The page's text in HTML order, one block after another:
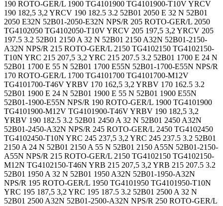
190 ROTO-GER/L 1900 TG4101900 TG4101900-T10V YRCV
190 182,5 3,2 YRCV 190 182.5 3.2 52B01 2050 E 32 N 52B01
2050 E32N 52B01-2050-E32N NPS/R 205 ROTO-GER/L 2050
TG4102050 TG4102050-T10V YRCV 205 197,5 3,2 YRCV 205
197.5 3.2 52B01 2150 A 32 N 52B01 2150 A32N 52B01-2150-
A32N NPS/R 215 ROTO-GER/L 2150 TG4102150 TG4102150-
T10N YRC 215 207,5 3,2 YRC 215 207.5 3.2 52B01 1700 E 24 N
52B01 1700 E 55 N 52B01 1700 E55N 52B01-1700-E55N NPS/R
170 ROTO-GER/L 1700 TG4101700 TG4101700-M12V
TG4101700-T46V YRBV 170 162,5 3,2 YRBV 170 162.5 3.2
52B01 1900 E 24 N 52B01 1900 E 55 N 52B01 1900 E55N
52B01-1900-E55N NPS/R 190 ROTO-GER/L 1900 TG4101900
TG4101900-M12V TG4101900-T46V YRBV 190 182,5 3,2
YRBV 190 182.5 3.2 52B01 2450 A 32 N 52B01 2450 A32N
52B01-2450-A32N NPS/R 245 ROTO-GER/L 2450 TG4102450
TG4102450-T10N YRC 245 237,5 3,2 YRC 245 237.5 3.2 52B01
2150 A 24 N 52B01 2150 A 55 N 52B01 2150 A55N 52B01-2150-
A55N NPS/R 215 ROTO-GER/L 2150 TG4102150 TG4102150-
M12N TG4102150-T46N YRB 215 207,5 3,2 YRB 215 207.5 3.2
52B01 1950 A 32 N 52B01 1950 A32N 52B01-1950-A32N
NPS/R 195 ROTO-GER/L 1950 TG4101950 TG4101950-T10N
YRC 195 187,5 3,2 YRC 195 187.5 3.2 52B01 2500 A 32 N
52B01 2500 A32N 52B01-2500-A32N NPS/R 250 ROTO-GER/L